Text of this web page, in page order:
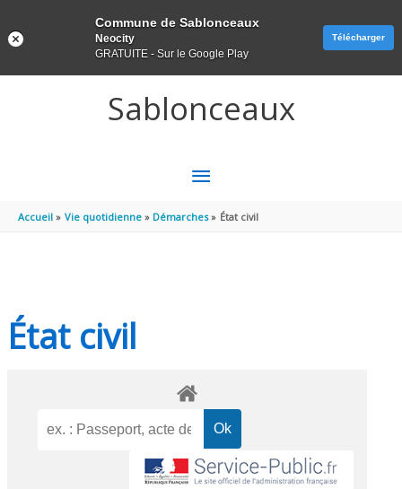
Sablonceaux
MENU
PRINCIPAL
Accueil Vie quotidienne Démarches État civil
État civil
Commune de Sablonceaux
Neocity
GRATUITE - Sur le Google Play
Télécharger